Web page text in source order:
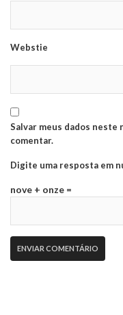
Webstie
Salvar meus dados neste
comentar.
Digite uma resposta em
nove + onze =